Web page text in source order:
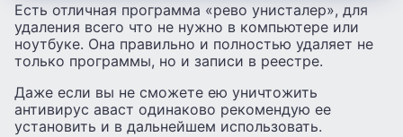
Есть отличная программа «рево унисталер», для
удаления всего что не нужно в компьютере или
ноутбуке. Она правильно и полностью удаляет не
только программы, но и записи в реестре.
Даже если вы не сможете ею уничтожить
антивирус аваст одинаково рекомендую ее
установить и в дальнейшем использовать.